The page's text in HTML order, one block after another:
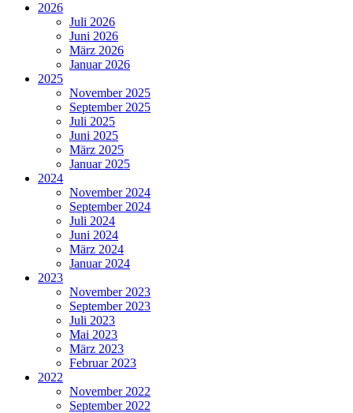
2026
Juli 2026
Juni 2026
März 2026
Januar 2026
2025
November 2025
September 2025
Juli 2025
Juni 2025
März 2025
Januar 2025
2024
November 2024
September 2024
Juli 2024
Juni 2024
März 2024
Januar 2024
2023
November 2023
September 2023
Juli 2023
Mai 2023
März 2023
Februar 2023
2022
November 2022
September 2022